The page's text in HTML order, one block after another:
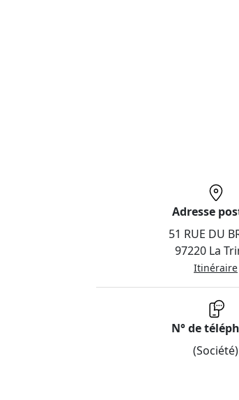
Adresse
51 RUE DU
97220 La
Itinéraire
N° de
(Société)